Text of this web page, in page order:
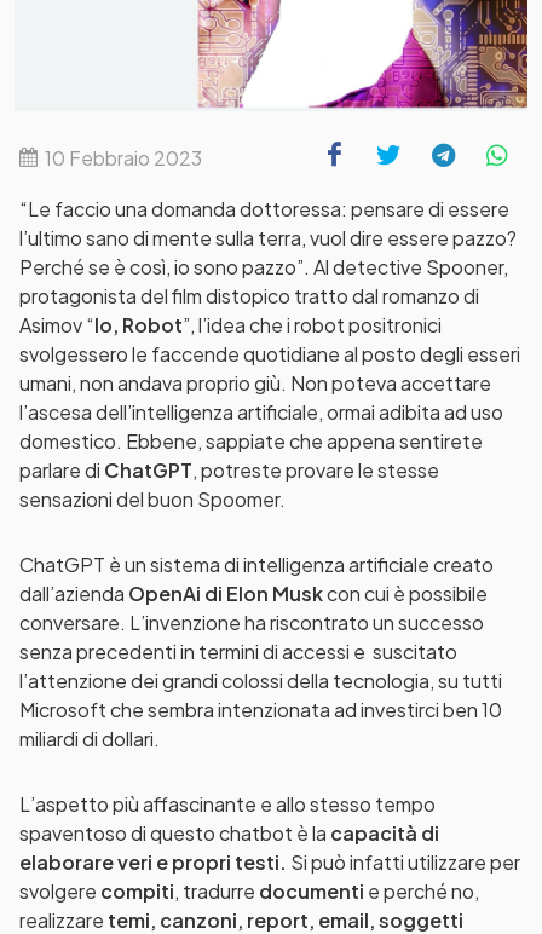
10 Febbraio 2023
“Le faccio una domanda dottoressa: pensare di essere
l’ultimo sano di mente sulla terra, vuol dire essere pazzo?
Perché se è così, io sono pazzo”. Al detective Spooner,
protagonista del film distopico tratto dal romanzo di
Asimov “Io, Robot”, l’idea che i robot positronici
svolgessero le faccende quotidiane al posto degli esseri
umani, non andava proprio giù. Non poteva accettare
l’ascesa dell’intelligenza artificiale, ormai adibita ad uso
domestico. Ebbene, sappiate che appena sentirete
parlare di ChatGPT, potreste provare le stesse
sensazioni del buon Spoomer.
ChatGPT è un sistema di intelligenza artificiale creato
dall’azienda OpenAi di Elon Muskcon cui è possibile
conversare. L’invenzione ha riscontrato un successo
senza precedenti in termini di accessi e suscitato
l’attenzione dei grandi colossi della tecnologia, su tutti
Microsoft che sembra intenzionata ad investirci ben 10
miliardi di dollari.
L’aspetto più affascinante e allo stesso tempo
spaventoso di questo chatbot è la capacità di
elaborare veri e propri testi. Si può infatti utilizzare per
svolgere compiti, tradurre documenti e perché no,
realizzare temi, canzoni, report, email, soggetti